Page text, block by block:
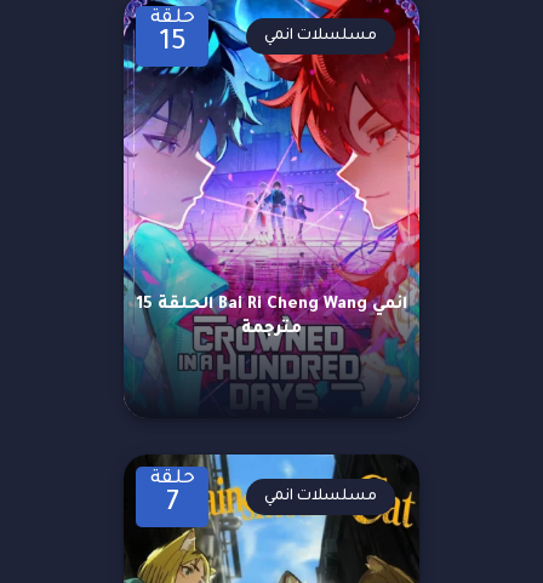
حلقة
15
انمي Bai Ri Cheng Wang الحلقة 15
مترجمة
مسلسلات انمي
حلقة
7 مسلسلات انمي